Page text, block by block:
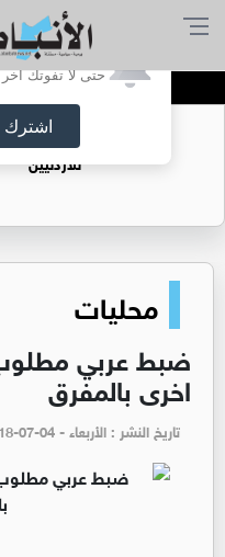
أترغب
حتى لا تفوتك آخر
اشترك
حقل الريشة
للأردنيين
محليات
ضبط عربي
اخرى بالمفرق
تاريخ النشر : الأربعاء - pm 02:01 | 2018-07-04